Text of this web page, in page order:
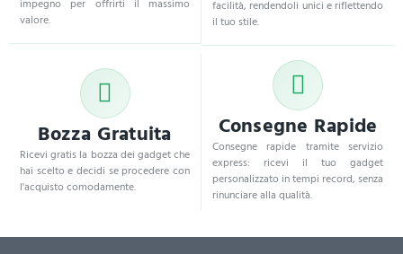
impegno per offrirti il massimo
valore.
facilità, rendendoli unici e riflettendo
il tuo stile.
Bozza Gratuita
Ricevi gratis la bozza dei gadget che
hai scelto e decidi se procedere con
l'acquisto comodamente.
Consegne Rapide
Consegne rapide tramite servizio
express: ricevi il tuo gadget
personalizzato in tempi record, senza
rinunciare alla qualità.